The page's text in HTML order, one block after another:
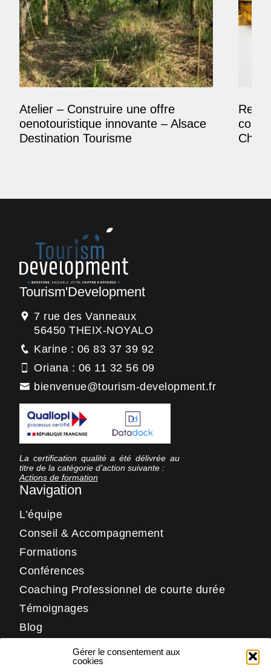
Gérer le consentement aux
cookies
Atelier – Construire une offre
oenotouristique innovante – Alsace
Destination Tourisme
Tourism'Development
7 rue des Vanneaux
56450 THEIX-NOYALO
Karine : 06 83 37 39 92
Oriana : 06 11 32 56 09
bienvenue@tourism-development.fr
La certification qualité a été délivrée au
titre de la catégorie d’action suivante :
Actions de formation
Navigation
L’équipe
Conseil & Accompagnement
Formations
Conférences
Coaching Professionnel de courte durée
Témoignages
Blog